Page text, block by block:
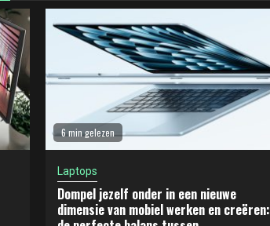
6 min gelezen
Laptops
Dompel jezelf onder in een nieuwe
dimensie van mobiel werken en creëren: